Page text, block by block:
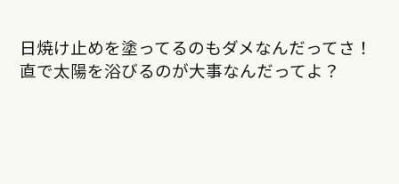
日焼け止めを塗ってるのもダメなんだってさ！
直で太陽を浴びるのが大事なんだってよ？